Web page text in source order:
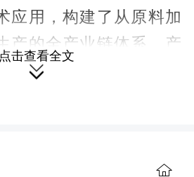
应用，构建了从原料加
产的全产业链体系，产
、建筑等领域。
标准体系以及研究院专
点击查看全文
